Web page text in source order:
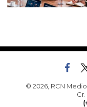
© 2026, RCN